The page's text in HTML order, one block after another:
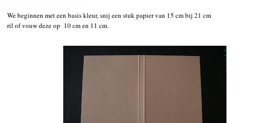
We beginnen met een basis kleur, snij een stuk papier van 15 cm bij 21 cm
ril of vouw deze op 10 cm en 11 cm.